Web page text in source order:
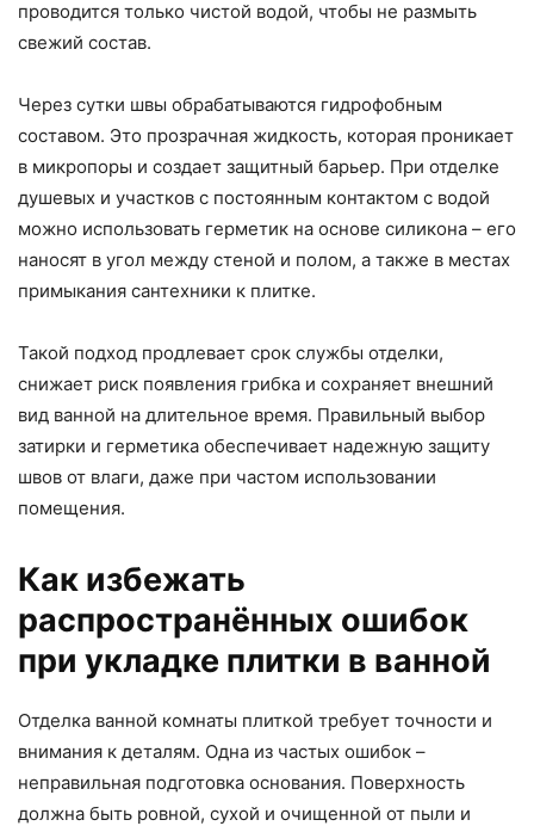
проводится только чистой водой, чтобы не размыть
свежий состав.
Через сутки швы обрабатываются гидрофобным
составом. Это прозрачная жидкость, которая проникает
в микропоры и создает защитный барьер. При отделке
душевых и участков с постоянным контактом с водой
можно использовать герметик на основе силикона – его
наносят в угол между стеной и полом, а также в местах
примыкания сантехники к плитке.
Такой подход продлевает срок службы отделки,
снижает риск появления грибка и сохраняет внешний
вид ванной на длительное время. Правильный выбор
затирки и герметика обеспечивает надежную защиту
швов от влаги, даже при частом использовании
помещения.
Как избежать
распространённых ошибок
при укладке плитки в ванной
Отделка ванной комнаты плиткой требует точности и
внимания к деталям. Одна из частых ошибок –
неправильная подготовка основания. Поверхность
должна быть ровной, сухой и очищенной от пыли и